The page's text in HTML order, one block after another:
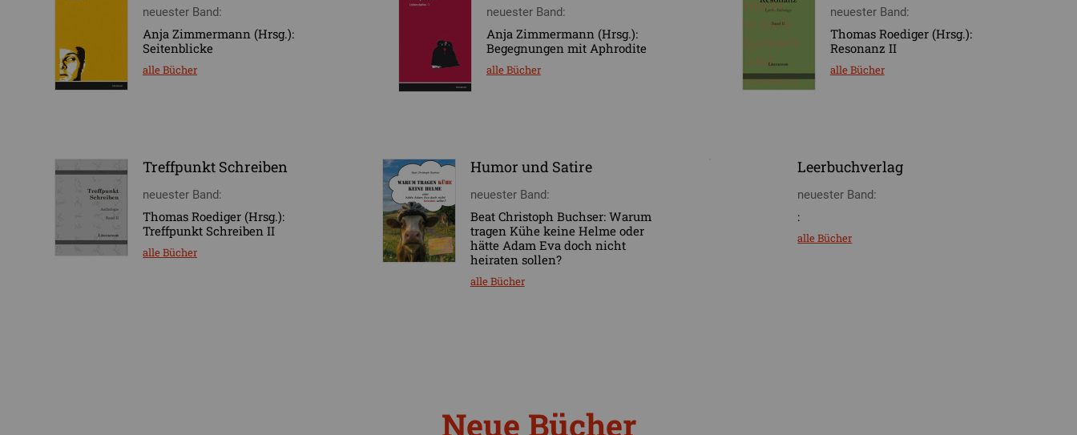
neuester Band:
Anja Zimmermann (Hrsg.):
Seitenblicke
alle Bücher
neuester Band:
Anja Zimmermann (Hrsg.):
Begegnungen mit Aphrodite
alle Bücher
neuester Band:
Thomas Roediger (Hrsg.):
Resonanz II
alle Bücher
Treffpunkt Schreiben
neuester Band:
Thomas Roediger (Hrsg.):
Treffpunkt Schreiben II
alle Bücher
Humor und Satire
neuester Band:
Beat Christoph Buchser: Warum
tragen Kühe keine Helme oder
hätte Adam Eva doch nicht
heiraten sollen?
alle Bücher
Leerbuchverlag
neuester Band:
:
alle Bücher
Neue Bücher